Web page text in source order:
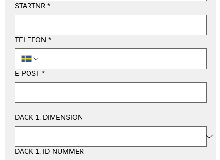
STARTNR *
TELEFON *
E-POST *
DÄCK 1, DIMENSION
DÄCK 1, ID-NUMMER